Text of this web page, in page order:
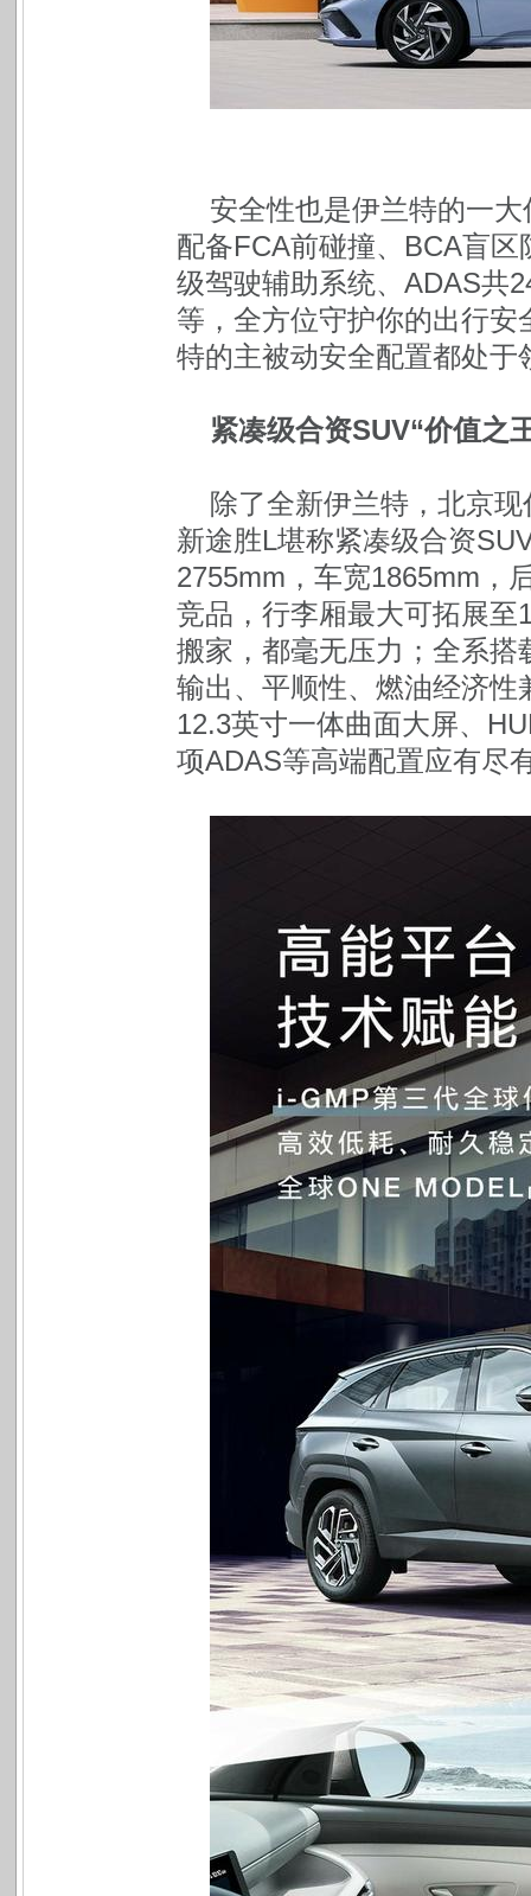
安全性也是伊兰特的一
配备FCA前碰撞、BCA盲
级驾驶辅助系统、ADAS共
等，全方位守护你的出行
特的主被动安全配置都处于
紧凑级合资SUV“价值之
除了全新伊兰特，北京
新途胜L堪称紧凑级合资
2755mm，车宽1865mm，
竞品，行李厢最大可拓展至
搬家，都毫无压力；全系搭
输出、平顺性、燃油经济
12.3英寸一体曲面大屏、
项ADAS等高端配置应有尽